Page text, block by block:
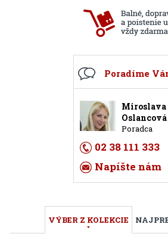
Poradíme
Miroslava
Oslancová
Poradca
02 38 111 333
Napíšte nám
VÝBER Z KOLEKCIE